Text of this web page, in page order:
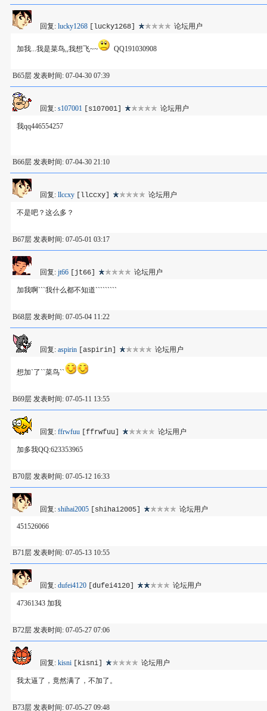
回复: lucky1268 [lucky1268] 论坛用户
加我...我是菜鸟,,我想飞~~ QQ191030908
B65层 发表时间: 07-04-30 07:39
回复: s107001 [s107001] 论坛用户
我qq446554257
B66层 发表时间: 07-04-30 21:10
回复: llccxy [llccxy] 论坛用户
不是吧？这么多？
B67层 发表时间: 07-05-01 03:17
回复: jt66 [jt66] 论坛用户
加我啊```我什么都不知道`````````
B68层 发表时间: 07-05-04 11:22
回复: aspirin [aspirin] 论坛用户
想加`了``菜鸟``
B69层 发表时间: 07-05-11 13:55
回复: ffrwfuu [ffrwfuu] 论坛用户
加多我QQ:623353965
B70层 发表时间: 07-05-12 16:33
回复: shihai2005 [shihai2005] 论坛用户
451526066
B71层 发表时间: 07-05-13 10:55
回复: dufei4120 [dufei4120] 论坛用户
47361343 加我
B72层 发表时间: 07-05-27 07:06
回复: kisni [kisni] 论坛用户
我太逼了，竟然满了，不加了。
B73层 发表时间: 07-05-27 09:48